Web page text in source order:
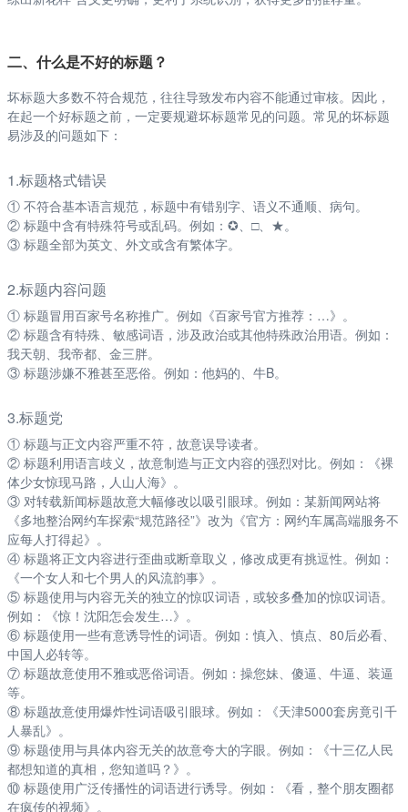
二、什么是不好的标题？
坏标题大多数不符合规范，往往导致发布内容不能通过审核。因此，
在起一个好标题之前，一定要规避坏标题常见的问题。常见的坏标题
易涉及的问题如下：
1.标题格式错误
① 不符合基本语言规范，标题中有错别字、语义不通顺、病句。
② 标题中含有特殊符号或乱码。例如：✪、□、★。
③ 标题全部为英文、外文或含有繁体字。
2.标题内容问题
① 标题冒用百家号名称推广。例如《百家号官方推荐：…》。
② 标题含有特殊、敏感词语，涉及政治或其他特殊政治用语。例如：
我天朝、我帝都、金三胖。
③ 标题涉嫌不雅甚至恶俗。例如：他妈的、牛B。
3.标题党
① 标题与正文内容严重不符，故意误导读者。
② 标题利用语言歧义，故意制造与正文内容的强烈对比。例如：《裸
体少女惊现马路，人山人海》。
③ 对转载新闻标题故意大幅修改以吸引眼球。例如：某新闻网站将
《多地整治网约车探索“规范路径”》改为《官方：网约车属高端服务不
应每人打得起》。
④ 标题将正文内容进行歪曲或断章取义，修改成更有挑逗性。例如：
《一个女人和七个男人的风流韵事》。
⑤ 标题使用与内容无关的独立的惊叹词语，或较多叠加的惊叹词语。
例如：《惊！沈阳怎会发生…》。
⑥ 标题使用一些有意诱导性的词语。例如：慎入、慎点、80后必看、
中国人必转等。
⑦ 标题故意使用不雅或恶俗词语。例如：操您妹、傻逼、牛逼、装逼
等。
⑧ 标题故意使用爆炸性词语吸引眼球。例如：《天津5000套房竟引千
人暴乱》。
⑨ 标题使用与具体内容无关的故意夸大的字眼。例如：《十三亿人民
都想知道的真相，您知道吗？》。
⑩ 标题使用广泛传播性的词语进行诱导。例如：《看，整个朋友圈都
在疯传的视频》。